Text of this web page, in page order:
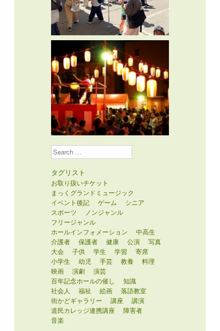
Search
タグリスト
お取り扱いチケット
まっくグランドミュージック
イベント後記
ゲーム
シニア
スポーツ
ノンジャンル
フリージャンル
ホールインフォメーション
中高生
介護者
保護者 健康 公演
写真
大会
子供 学生 学習
寄席
小学生
幼児 手芸 教養
料理
映画
演劇
演芸
百年記念ホールの催し
知識
社会人
福祉 絵画
落語教室
街かどギャラリー
講座
講演
道民カレッジ連携講座
障害者
音楽